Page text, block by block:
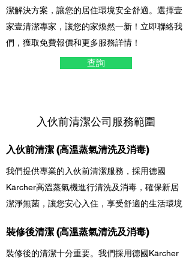
潔解決方案，讓您的居住環境安全舒適。選擇壹
家壹清潔專家，讓您的家煥然一新！立即聯絡我
們，獲取免費報價和更多服務詳情！
查詢
入伙前清潔公司服務範圍
入伙前清潔 (高溫蒸氣清洗及消毒)
我們提供專業的入伙前清潔服務，採用德國
Kärcher高溫蒸氣機進行清洗及消毒，確保新居
潔淨無菌，讓您安心入住，享受舒適的生活環境
裝修後清潔 (高溫蒸氣清洗及消毒)
裝修後的清潔十分重要。我們採用德國Kärcher